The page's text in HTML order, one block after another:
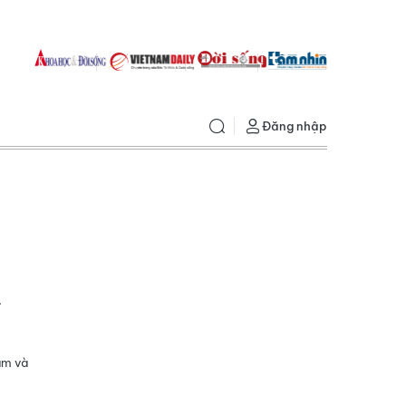
Đăng nhập
và